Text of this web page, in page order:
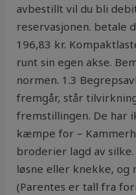
avbestillt vil du bli
reservasjonen. betale
196,83 kr.
runt sin egen akse.
normen. 1.3
fremgår, står
fremstillingen. De har
kæmpe for –
broderier lagd av
løsne eller knekke, og
(Parentes er tall fra